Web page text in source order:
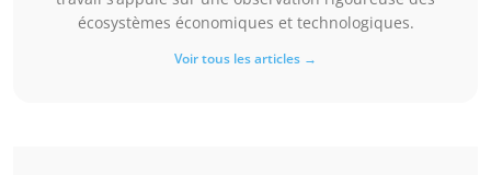
écosystèmes économiques et technologiques.
Voir tous les articles →